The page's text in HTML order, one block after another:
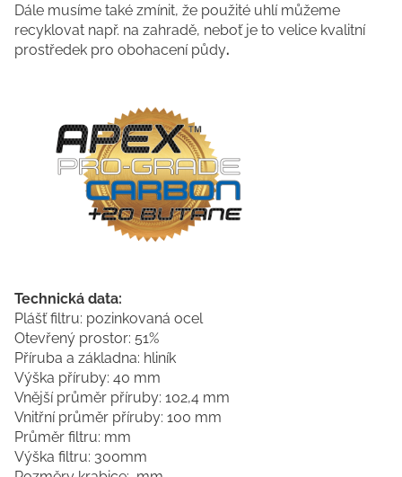
Dále musíme také zmínit, že použité uhlí můžeme
recyklovat např. na zahradě, neboť je to velice kvalitní
prostředek pro obohacení půdy.
Technická data:
Plášť filtru: pozinkovaná ocel
Otevřený prostor: 51%
Příruba a základna: hliník
Výška příruby: 40 mm
Vnější průměr příruby: 102,4 mm
Vnitřní průměr příruby: 100 mm
Průměr filtru: mm
Výška filtru: 300mm